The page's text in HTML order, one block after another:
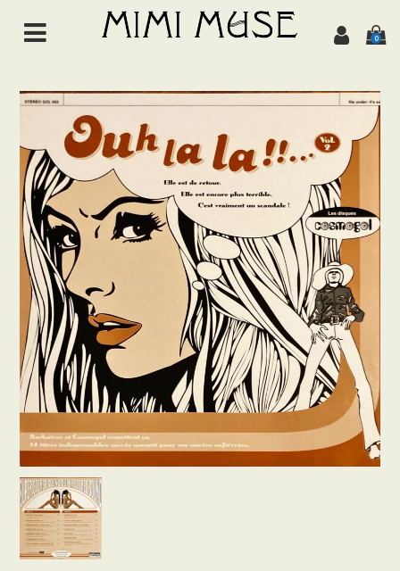
0
ABOUT
ALL ITEMS
MUSIC
Chanson de jazz
Jazz
Brazil
Latin/World
Vocal
Rock/Beat
Japan
Others